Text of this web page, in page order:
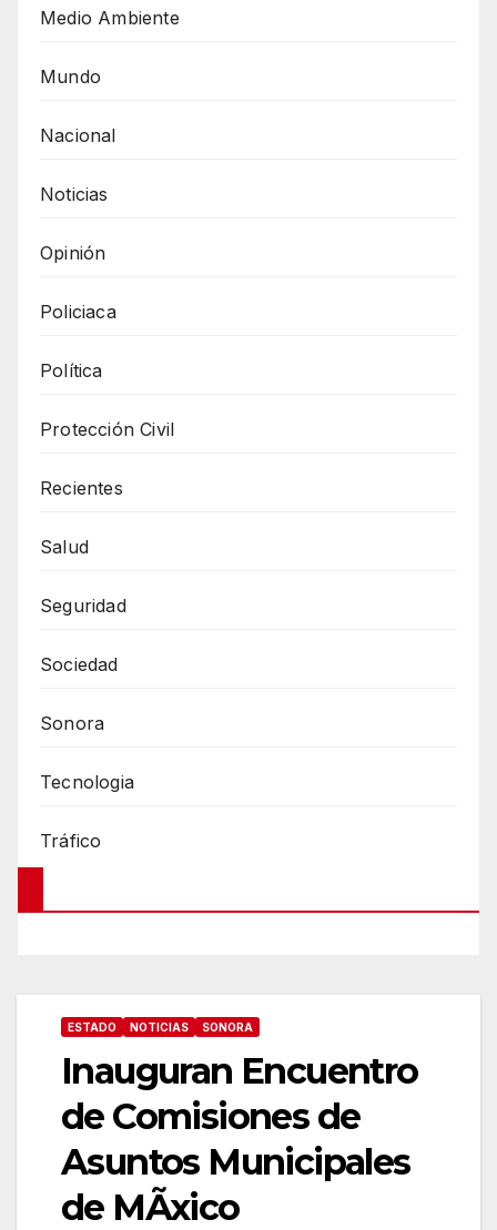
Medio Ambiente
Mundo
Nacional
Noticias
Opinión
Policiaca
Política
Protección Civil
Recientes
Salud
Seguridad
Sociedad
Sonora
Tecnologia
Tráfico
ESTADO NOTICIAS SONORA
Inauguran Encuentro
de Comisiones de
Asuntos Municipales
de MÃxico